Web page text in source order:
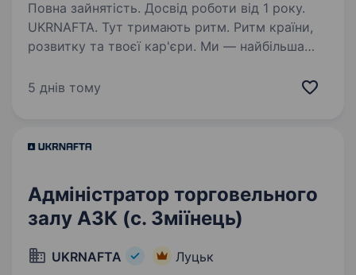
Повна зайнятість. Досвід роботи від 1 року.
UKRNAFTA. Тут тримають ритм. Ритм країни,
розвитку та твоєї кар'єри. Ми — найбільша
це 2 000+ свердловин, майже 700 сучасних
5 днів тому
Адміністратор торговельного
залу АЗК (с. Зміїнець)
UKRNAFTA Луцьк